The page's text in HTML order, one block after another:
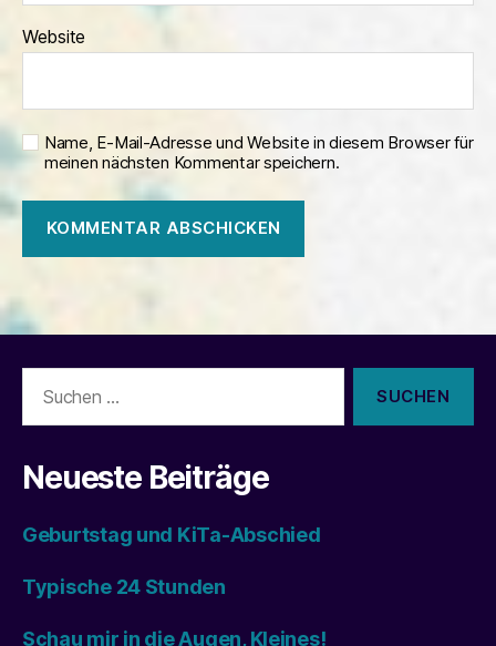
Website
Name, E-Mail-Adresse und Website in diesem Browser für
meinen nächsten Kommentar speichern.
nach:
Neueste Beiträge
Geburtstag und KiTa-Abschied
Typische 24 Stunden
Schau mir in die Augen, Kleines!